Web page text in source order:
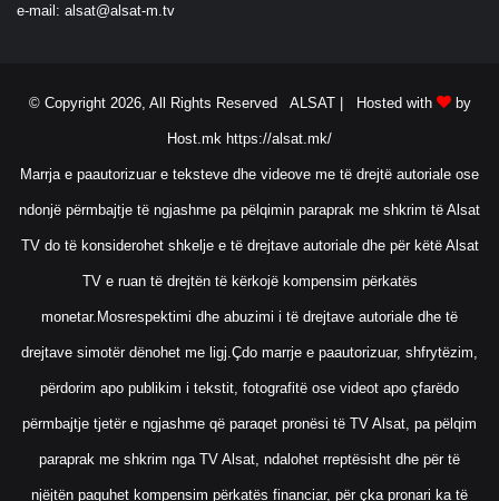
e-mail: alsat@alsat-m.tv
© Copyright 2026, All Rights Reserved ALSAT | Hosted with by
Host.mk https://alsat.mk/
Marrja e paautorizuar e teksteve dhe videove me të drejtë autoriale ose
ndonjë përmbajtje të ngjashme pa pëlqimin paraprak me shkrim të Alsat
TV do të konsiderohet shkelje e të drejtave autoriale dhe për këtë Alsat
TV e ruan të drejtën të kërkojë kompensim përkatës
monetar.Mosrespektimi dhe abuzimi i të drejtave autoriale dhe të
drejtave simotër dënohet me ligj.Çdo marrje e paautorizuar, shfrytëzim,
përdorim apo publikim i tekstit, fotografitë ose videot apo çfarëdo
përmbajtje tjetër e ngjashme që paraqet pronësi të TV Alsat, pa pëlqim
paraprak me shkrim nga TV Alsat, ndalohet rreptësisht dhe për të
njëjtën paguhet kompensim përkatës financiar, për çka pronari ka të